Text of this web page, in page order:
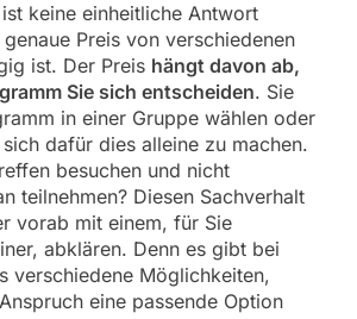
keine einheitliche Antwort
Preis von verschiedenen
ist. Der Preis hängt davon ab,
Sie sich entscheiden. Sie
in einer Gruppe wählen oder
dafür dies alleine zu machen.
besuchen und nicht
teilnehmen? Diesen Sachverhalt
vorab mit einem, für Sie
abklären. Denn es gibt bei
verschiedene Möglichkeiten,
eine passende Option